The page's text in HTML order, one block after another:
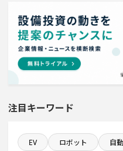
新規雇用者数100名以
直近3か月以内に稼働
稼働から約5年経過プ
稼働から約10年経過プ
来月完成プロジェクト
注目キーワード
EV ロボット 自